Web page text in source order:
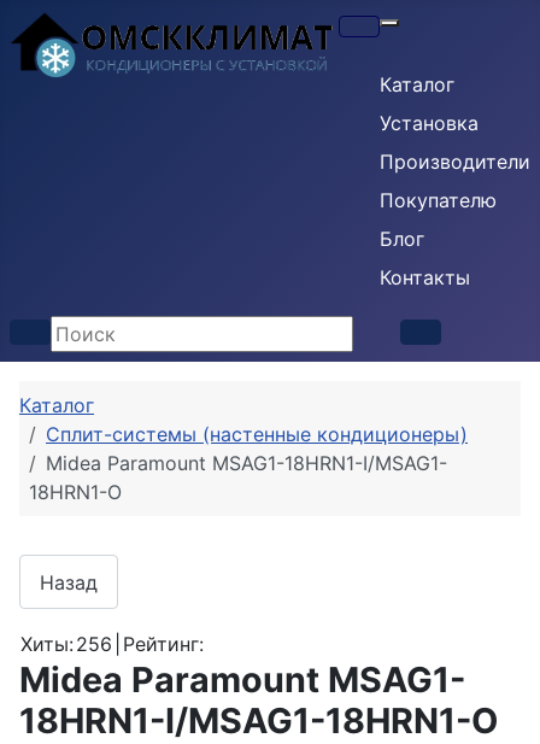
Каталог
Установка
Производители
Покупателю
Блог
Контакты
Каталог
Сплит-системы (настенные кондиционеры)
Midea Paramount MSAG1-18HRN1-I/MSAG1-
18HRN1-O
Хиты:256 Рейтинг:
Midea Paramount MSAG1-
18HRN1-I/MSAG1-18HRN1-O